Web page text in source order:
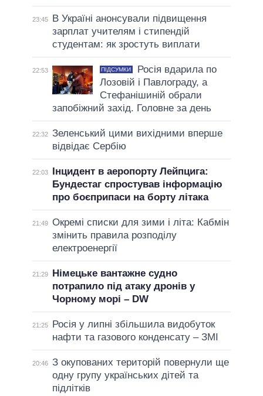
23:45
В Україні анонсували підвищення
зарплат учителям і стипендій
студентам: як зростуть виплати
22:53 ПІДСУМКИ
Росія вдарила по
Лозовій і Павлограду, а
Стефанішиній обрали
запобіжний захід. Головне за день
22:32 Зеленський цими вихідними вперше
відвідає Сербію
22:03
Інцидент в аеропорту Лейпцига:
Бундестаг спростував інформацію
про боєприпаси на борту літака
21:49 Окремі списки для зими і літа: Кабмін
змінить правила розподілу
електроенергії
21:29
Німецьке вантажне судно
потрапило під атаку дронів у
Чорному морі – DW
21:25
Росія у липні збільшила видобуток
нафти та газового конденсату – ЗМІ
20:46 З окупованих територій повернули ще
одну групу українських дітей та
підлітків